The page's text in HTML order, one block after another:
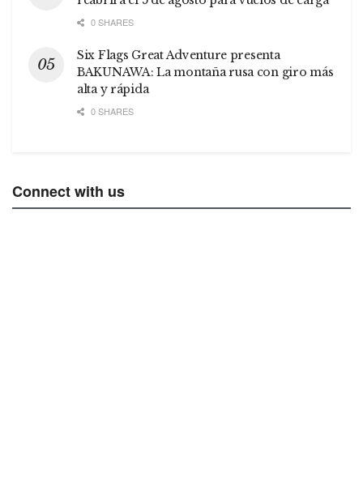
0 SHARES
Six Flags Great Adventure presenta
BAKUNAWA: La montaña rusa con giro más
alta y rápida
0 SHARES
Connect with us